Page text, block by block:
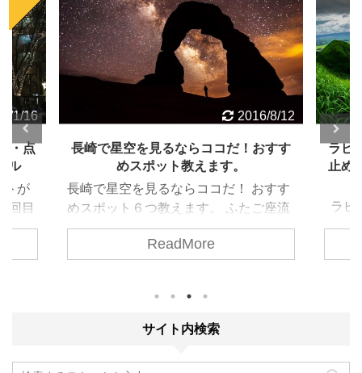
1/16
・点
ル
トが
回目
点灯
2016/8/12
長崎で星空を見るならココだ！おすす
めスポット教えます。
長崎で星空を見るならココだ！ おすす
めスポット６つ教えます。 ふたご座流
星群が近づいてきましたね。 12/14日
没～12/15明け方までがピークのようで
件が揃うのは2023年だそうです。 絶
長崎で星を見るならココだ！ おすすめ
ReadMore
ラピ
止め
ラピ
通行
写真
いと
サイト内検索